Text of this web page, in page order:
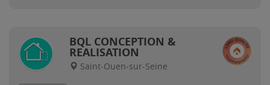
BQL CONCEPTION &
REALISATION
Saint-Ouen-sur-Seine